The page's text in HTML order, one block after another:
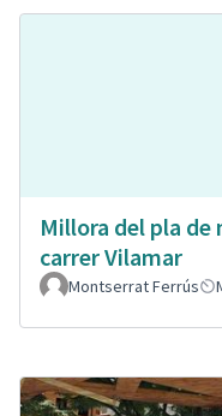
Millora del pla
carrer Vilamar
Montserrat Ferrús